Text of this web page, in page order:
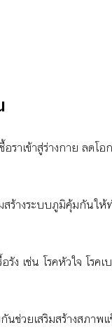
าเข้าสู่ร่างกาย ลดโอ
ร้างระบบภูมิคุ้มกันใ
ง เช่น โรคหัวใจ โรค
วยเสริมสร้างสภาพแ